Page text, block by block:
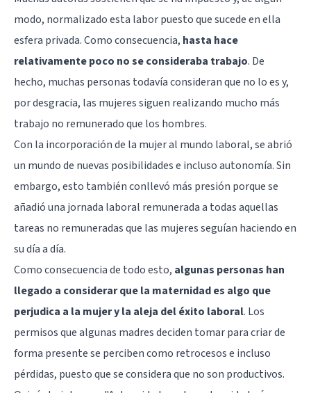
modo, normalizado esta labor puesto que sucede en ella
esfera privada. Como consecuencia, hasta hace
relativamente poco no se consideraba trabajo. De
hecho, muchas personas todavía consideran que no lo es y,
por desgracia, las mujeres siguen realizando mucho más
trabajo no remunerado que los hombres.
Con la incorporación de la mujer al mundo laboral, se abrió
un mundo de nuevas posibilidades e incluso autonomía. Sin
embargo, esto también conllevó más presión porque se
añadió una jornada laboral remunerada a todas aquellas
tareas no remuneradas que las mujeres seguían haciendo en
su día a día.
Como consecuencia de todo esto, algunas personas han
llegado a considerar que la maternidad es algo que
perjudica a la mujer y la aleja del éxito laboral. Los
permisos que algunas madres deciden tomar para criar de
forma presente se perciben como retrocesos e incluso
pérdidas, puesto que se considera que no son productivos.